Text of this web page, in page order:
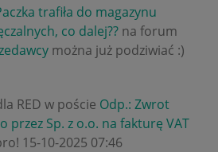
trafiła do magazynu
co dalej?? na forum
można już podziwiać :)
RED w poście Odp.: Zwrot
przez Sp. z o.o. na fakturę VAT
‎15-10-2025 07:46